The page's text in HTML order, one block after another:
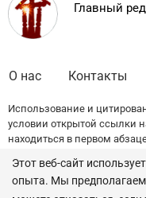
Главный
О нас Контакты
Использование и
условии открытой ссылки
находиться в первом
Этот веб-сайт
опыта. Мы